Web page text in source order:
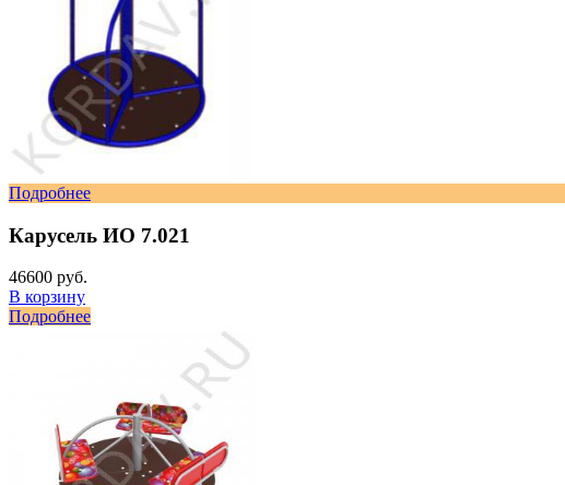
Подробнее
Карусель ИО 7.021
46600 руб.
В корзину
Подробнее